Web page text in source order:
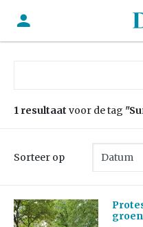
1 resultaat voor de tag
Sorteer op